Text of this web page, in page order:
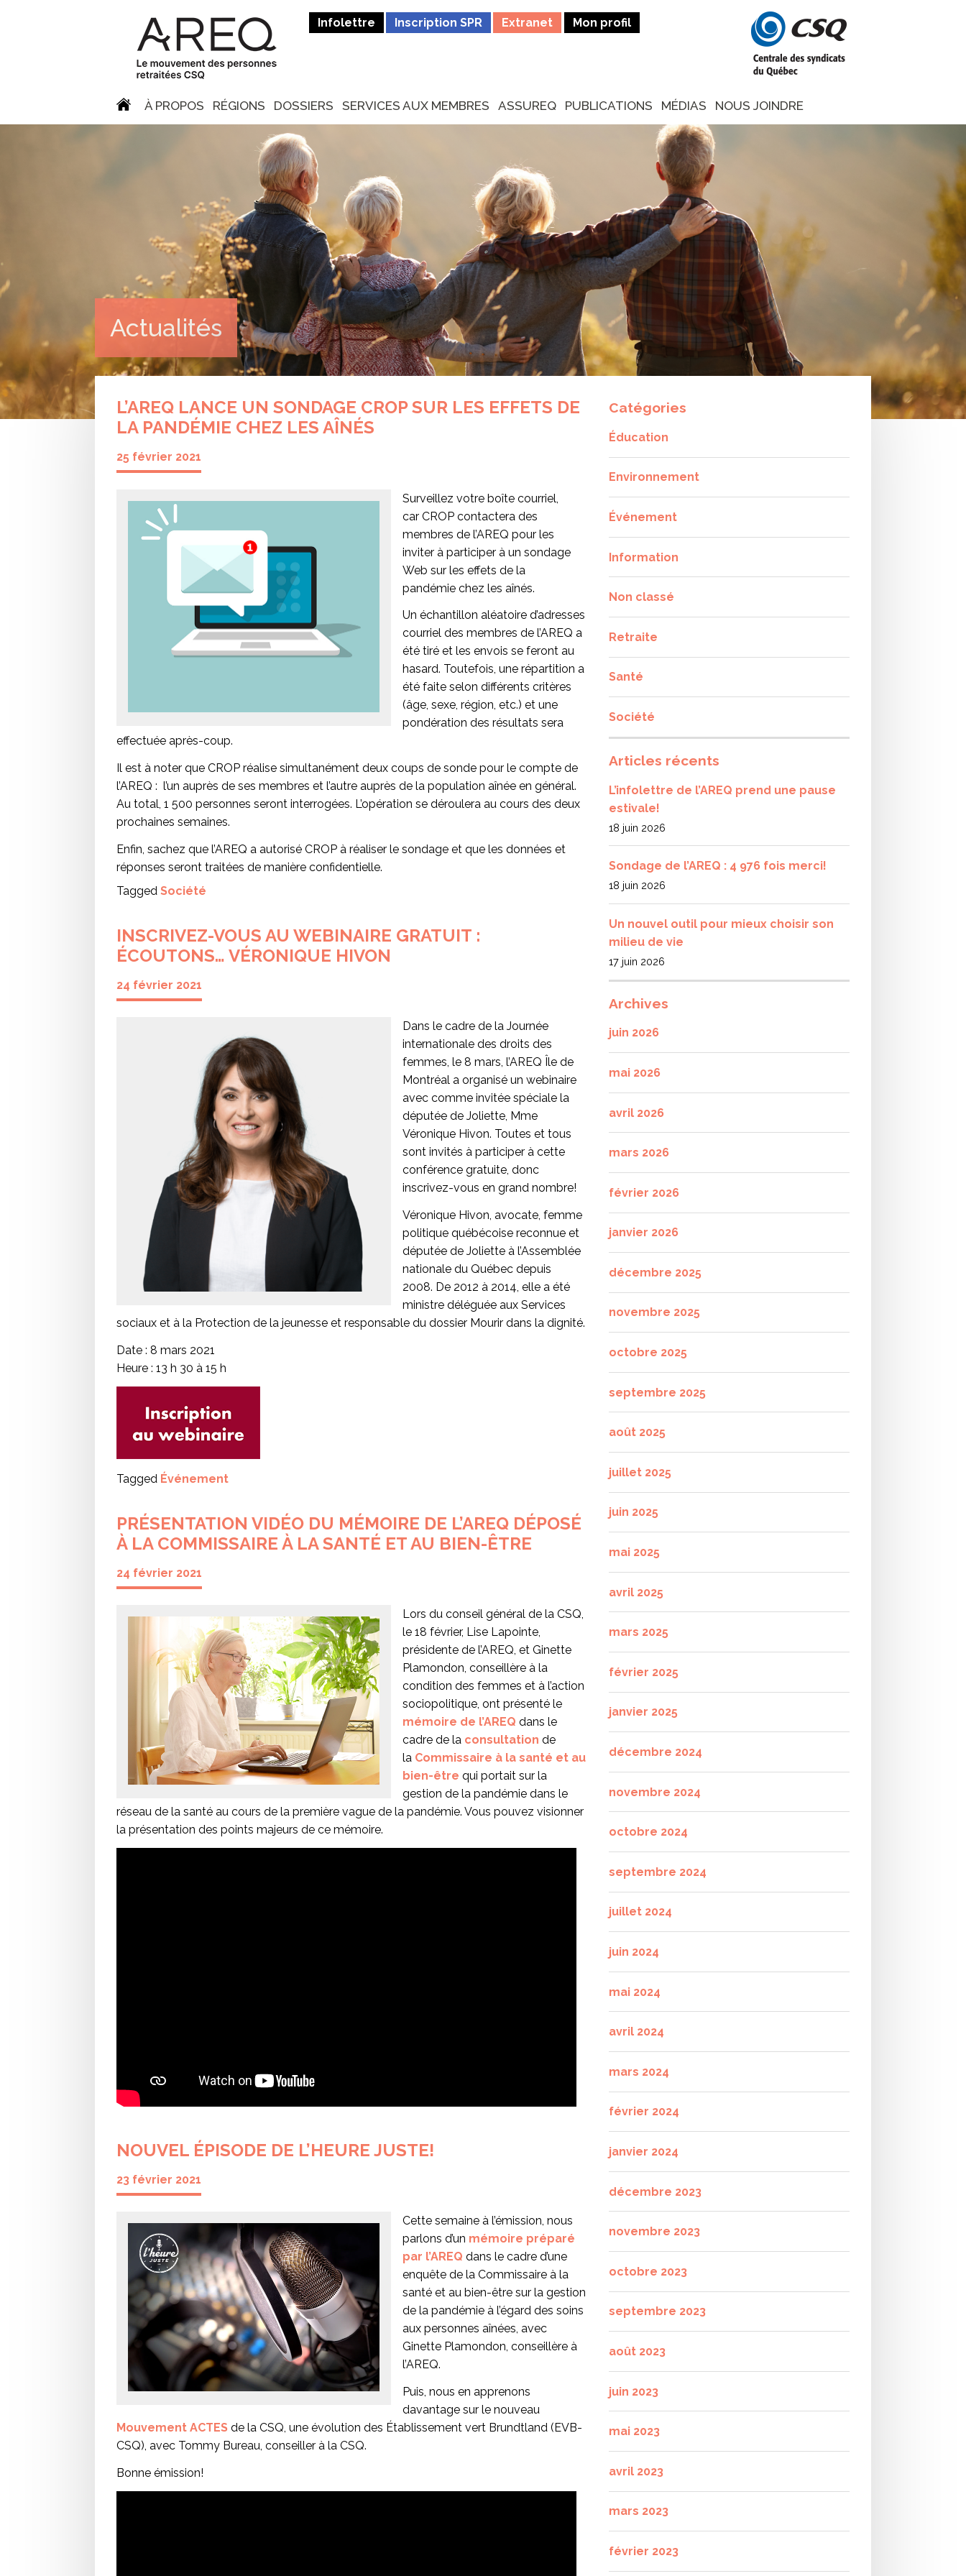
Infolettre Inscription SPR Extranet Mon profil
À PROPOS RÉGIONS DOSSIERS SERVICES AUX MEMBRES ASSUREQ PUBLICATIONS MÉDIAS NOUS JOINDRE
Actualités
L’AREQ LANCE UN SONDAGE CROP SUR LES EFFETS DE
LA PANDÉMIE CHEZ LES AÎNÉS
25 février 2021
Surveillez votre boîte courriel,
car CROP contactera des
membres de l’AREQ pour les
inviter à participer à un sondage
Web sur les effets de la
pandémie chez les aînés.
Un échantillon aléatoire d’adresses
courriel des membres de l’AREQ a
été tiré et les envois se feront au
hasard. Toutefois, une répartition a
été faite selon différents critères
(âge, sexe, région, etc.) et une
pondération des résultats sera
effectuée après-coup.
Il est à noter que CROP réalise simultanément deux coups de sonde pour le compte de
l’AREQ : l’un auprès de ses membres et l’autre auprès de la population aînée en général.
Au total, 1 500 personnes seront interrogées. L’opération se déroulera au cours des deux
prochaines semaines.
Enfin, sachez que l’AREQ a autorisé CROP à réaliser le sondage et que les données et
réponses seront traitées de manière confidentielle.
Tagged Société
INSCRIVEZ-VOUS AU WEBINAIRE GRATUIT :
ÉCOUTONS… VÉRONIQUE HIVON
24 février 2021
Dans le cadre de la Journée
internationale des droits des
femmes, le 8 mars, l’AREQ Île de
Montréal a organisé un webinaire
avec comme invitée spéciale la
députée de Joliette, Mme
Véronique Hivon. Toutes et tous
sont invités à participer à cette
conférence gratuite, donc
inscrivez-vous en grand nombre!
Véronique Hivon, avocate, femme
politique québécoise reconnue et
députée de Joliette à l’Assemblée
nationale du Québec depuis
2008. De 2012 à 2014, elle a été
ministre déléguée aux Services
sociaux et à la Protection de la jeunesse et responsable du dossier Mourir dans la dignité.
Date : 8 mars 2021
Heure : 13 h 30 à 15 h
Tagged Événement
PRÉSENTATION VIDÉO DU MÉMOIRE DE L’AREQ DÉPOSÉ
À LA COMMISSAIRE À LA SANTÉ ET AU BIEN-ÊTRE
24 février 2021
Lors du conseil général de la CSQ,
le 18 février, Lise Lapointe,
présidente de l’AREQ, et Ginette
Plamondon, conseillère à la
condition des femmes et à l’action
sociopolitique, ont présenté le
mémoire de l’AREQ dans le
cadre de la consultation de
la Commissaire à la santé et au
bien-être qui portait sur la
gestion de la pandémie dans le
réseau de la santé au cours de la première vague de la pandémie. Vous pouvez visionner
la présentation des points majeurs de ce mémoire.
NOUVEL ÉPISODE DE L’HEURE JUSTE!
23 février 2021
Cette semaine à l’émission, nous
parlons d’un mémoire préparé
par l’AREQ dans le cadre d’une
enquête de la Commissaire à la
santé et au bien-être sur la gestion
de la pandémie à l’égard des soins
aux personnes aînées, avec
Ginette Plamondon, conseillère à
l’AREQ.
Puis, nous en apprenons
davantage sur le nouveau
Mouvement ACTES de la CSQ, une évolution des Établissement vert Brundtland (EVB-
CSQ), avec Tommy Bureau, conseiller à la CSQ.
Bonne émission!
Catégories
Éducation
Environnement
Événement
Information
Non classé
Retraite
Santé
Société
Articles récents
L’infolettre de l’AREQ prend une pause
estivale!
18 juin 2026
Sondage de l’AREQ : 4 976 fois merci!
18 juin 2026
Un nouvel outil pour mieux choisir son
milieu de vie
17 juin 2026
Archives
juin 2026
mai 2026
avril 2026
mars 2026
février 2026
janvier 2026
décembre 2025
novembre 2025
octobre 2025
septembre 2025
août 2025
juillet 2025
juin 2025
mai 2025
avril 2025
mars 2025
février 2025
janvier 2025
décembre 2024
novembre 2024
octobre 2024
septembre 2024
juillet 2024
juin 2024
mai 2024
avril 2024
mars 2024
février 2024
janvier 2024
décembre 2023
novembre 2023
octobre 2023
septembre 2023
août 2023
juin 2023
mai 2023
avril 2023
mars 2023
février 2023